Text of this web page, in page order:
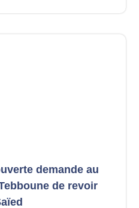
demande au
de revoir